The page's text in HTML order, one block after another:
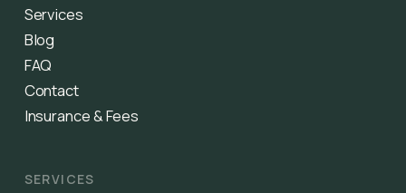
Services
Blog
FAQ
Contact
Insurance & Fees
SERVICES